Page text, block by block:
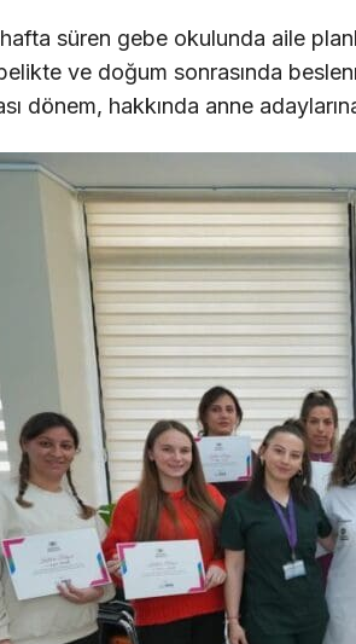
süren gebe okulunda aile
ve doğum sonrasında
dönem, hakkında anne